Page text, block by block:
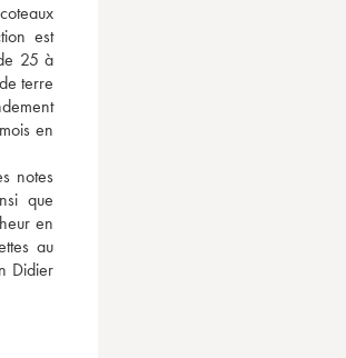
est
25 à
terre
en
notes
que
en
au
Didier